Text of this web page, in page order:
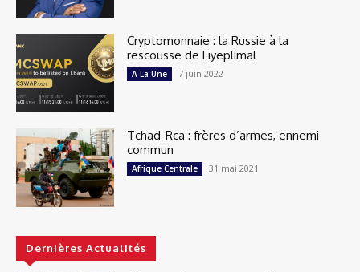
Cryptomonnaie : la Russie à la
rescousse de Liyeplimal
A La Une 7 juin 2022
Tchad-Rca : frères d’armes, ennemi
commun
Afrique Centrale 31 mai 2021
Dernières Actualités